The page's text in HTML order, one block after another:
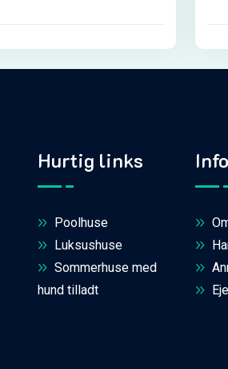
Hurtig links
Poolhuse
Luksushuse
Sommerhuse med
hund tilladt